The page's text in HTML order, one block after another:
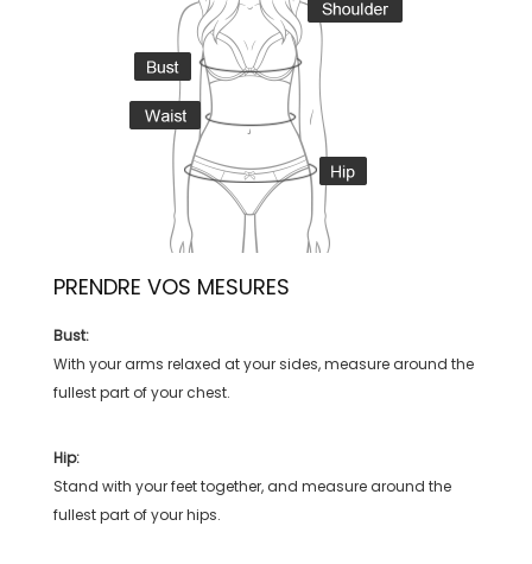
PRENDRE VOS MESURES
Bust:
With your arms relaxed at your sides, measure around the
fullest part of your chest.
Hip:
Stand with your feet together, and measure around the
fullest part of your hips.